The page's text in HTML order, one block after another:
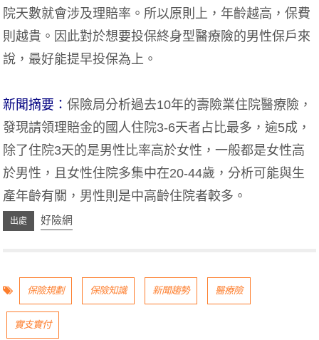
院天數就會涉及理賠率。所以原則上，年齡越高，保費
則越貴。因此對於想要投保終身型醫療險的男性保戶來
說，最好能提早投保為上。
新聞摘要：保險局分析過去10年的壽險業住院醫療險，
發現請領理賠金的國人住院3-6天者占比最多，逾5成，
除了住院3天的是男性比率高於女性，一般都是女性高
於男性，且女性住院多集中在20-44歲，分析可能與生
產年齡有關，男性則是中高齡住院者較多。
好險網
保險規劃 保險知識 新聞趨勢 醫療險
實支實付